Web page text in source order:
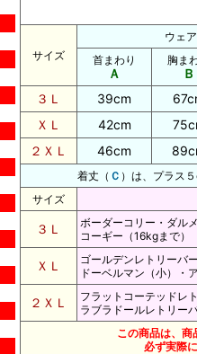
サイズ
ウェ
首まわり
Ａ
胸ま
Ｂ
３Ｌ 39cm
ＸＬ
42cm
２ＸＬ
46cm
着丈（ Ｃ ）は、プラス
サイズ
３Ｌ
ボーダーコリー・ダル
コーギー（16kgまで）
ＸＬ
ゴールデンレトリーバ
ドーベルマン（小）・
２ＸＬ
フラットコーテッドレ
ラブラドールレトリー
この商品は、商
必ず実際